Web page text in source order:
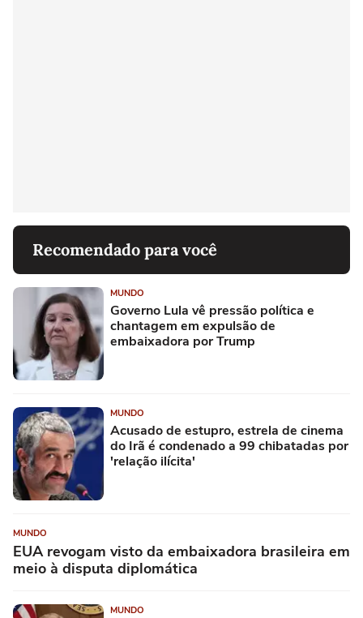
Recomendado para você
MUNDO
Governo Lula vê pressão política e
chantagem em expulsão de
embaixadora por Trump
MUNDO
Acusado de estupro, estrela de cinema
do Irã é condenado a 99 chibatadas por
'relação ilícita'
MUNDO
EUA revogam visto da embaixadora brasileira em
meio à disputa diplomática
MUNDO